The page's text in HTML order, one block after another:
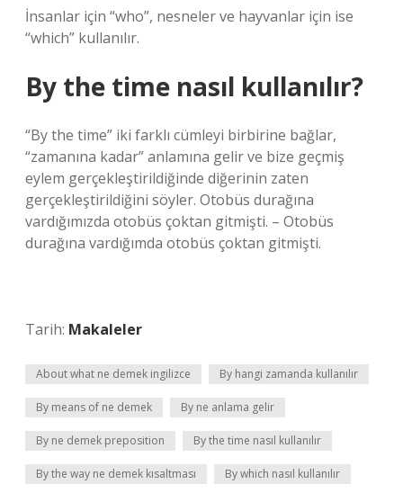
İnsanlar için “who”, nesneler ve hayvanlar için ise
“which” kullanılır.
By the time nasıl kullanılır?
“By the time” iki farklı cümleyi birbirine bağlar,
“zamanına kadar” anlamına gelir ve bize geçmiş
eylem gerçekleştirildiğinde diğerinin zaten
gerçekleştirildiğini söyler. Otobüs durağına
vardığımızda otobüs çoktan gitmişti. – Otobüs
durağına vardığımda otobüs çoktan gitmişti.
Tarih: Makaleler
About what ne demek ingilizce By hangi zamanda kullanılır
By means of ne demek By ne anlama gelir
By ne demek preposition By the time nasıl kullanılır
By the way ne demek kısaltması By which nasıl kullanılır